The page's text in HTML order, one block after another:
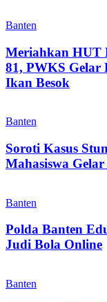
Banten
Meriahkan HUT
81, PWKS Gelar
Ikan Besok
Banten
Soroti Kasus
Mahasiswa
Banten
Polda Banten
Judi Bola Online
Banten